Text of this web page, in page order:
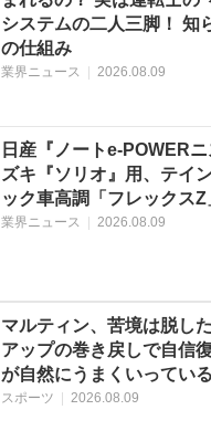
システムの二人三脚！ 知
の仕組み
業界ニュース | 2026.08.09
日産『ノートe-POWER
ズキ『ソリオ』用、テイ
ック車高調「フレックスZ
業界ニュース | 2026.08.09
マルティン、苦境は脱し
アップの巻き戻しで自信
が自然にうまくいっている
スポーツ | 2026.08.09